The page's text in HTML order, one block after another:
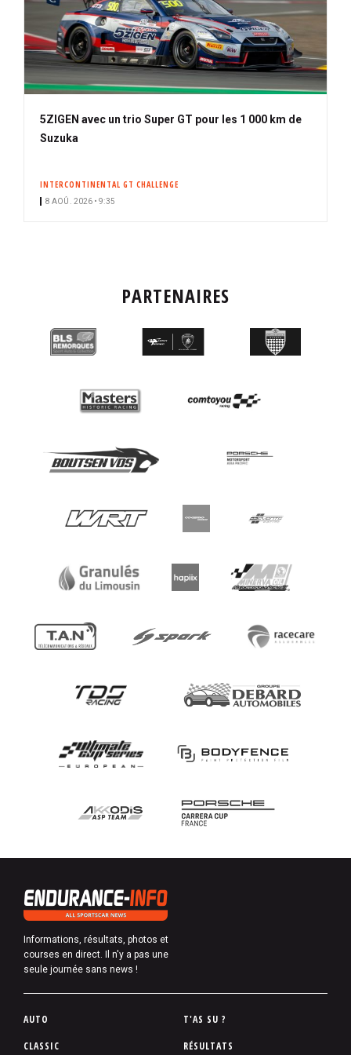
5ZIGEN avec un trio Super GT pour les 1 000 km de
Suzuka
INTERCONTINENTAL GT CHALLENGE
8 AOÛ. 2026 • 9:35
PARTENAIRES
Informations, résultats, photos et
courses en direct. Il n'y a pas une
seule journée sans news !
P
AUTO
CLASSIC
T'AS SU ?
RÉSULTATS